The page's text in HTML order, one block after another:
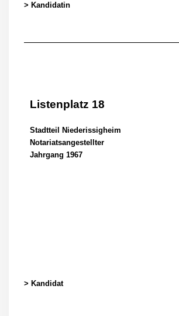
> Kandidatin
Listenplatz 18
Stadtteil Niederissigheim
Notariatsangestellter
Jahrgang 1967
> Kandidat